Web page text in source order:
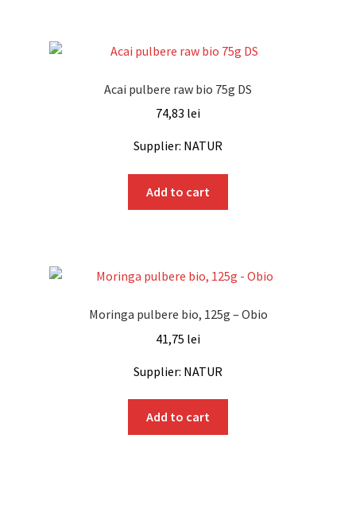
Acai pulbere raw bio 75g DS
74,83 lei
Supplier: NATUR
Add to cart
Moringa pulbere bio, 125g – Obio
41,75 lei
Supplier: NATUR
Add to cart